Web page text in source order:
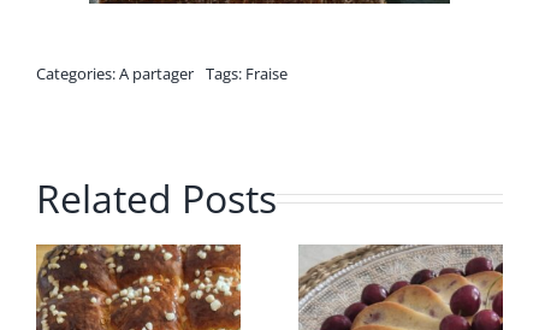
Categories:A partager Tags: Fraise
Related Posts